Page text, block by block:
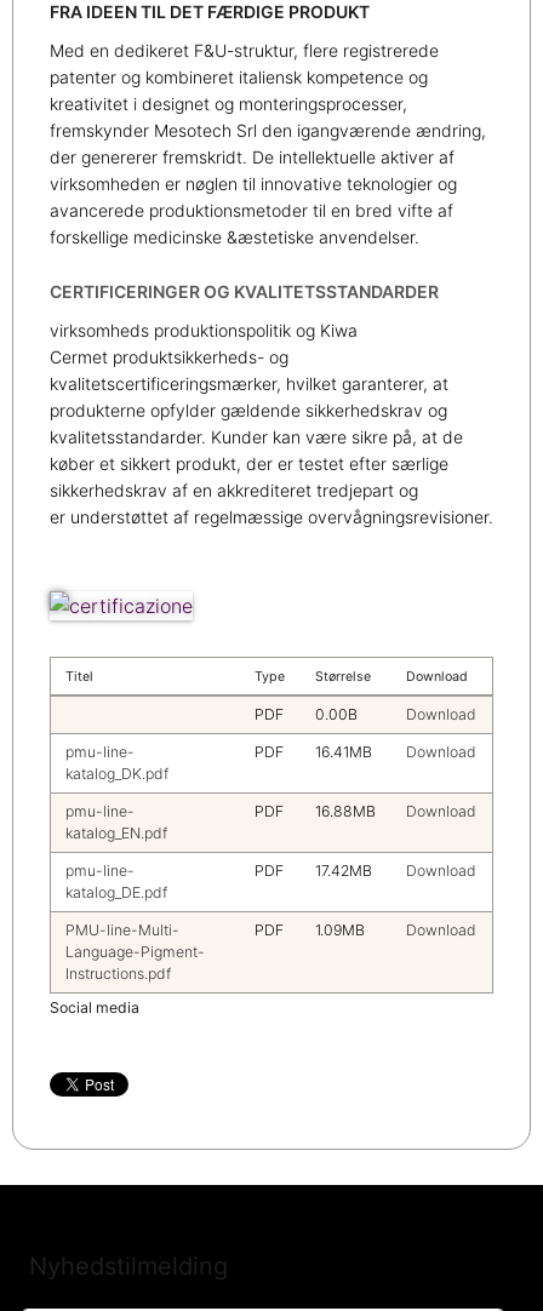
FRA IDEEN TIL DET FÆRDIGE PRODUKT
Med en dedikeret F&U-struktur, flere registrerede
patenter og kombineret italiensk kompetence og
kreativitet i designet og monteringsprocesser,
fremskynder Mesotech Srl den igangværende ændring,
der genererer fremskridt. De intellektuelle aktiver af
virksomheden er nøglen til innovative teknologier og
avancerede produktionsmetoder til en bred vifte af
forskellige medicinske &æstetiske anvendelser.
CERTIFICERINGER OG KVALITETSSTANDARDER
virksomheds produktionspolitik og Kiwa
Cermet produktsikkerheds- og
kvalitetscertificeringsmærker, hvilket garanterer, at
produkterne opfylder gældende sikkerhedskrav og
kvalitetsstandarder. Kunder kan være sikre på, at de
køber et sikkert produkt, der er testet efter særlige
sikkerhedskrav af en akkrediteret tredjepart og
er understøttet af regelmæssige overvågningsrevisioner.
Titel Type Størrelse Download
PDF 0.00B Download
pmu-line-
katalog_DK.pdf
PDF 16.41MB Download
pmu-line-
katalog_EN.pdf
PDF 16.88MB Download
pmu-line-
katalog_DE.pdf
PDF 17.42MB Download
PMU-line-Multi-
Language-Pigment-
Instructions.pdf
PDF 1.09MB Download
Social media
Nyhedstilmelding